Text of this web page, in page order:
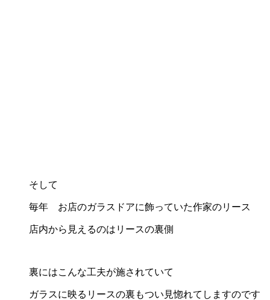
そして
毎年 お店のガラスドアに飾っていた作家のリース
店内から見えるのはリースの裏側
裏にはこんな工夫が施されていて
ガラスに映るリースの裏もつい見惚れてしますのです